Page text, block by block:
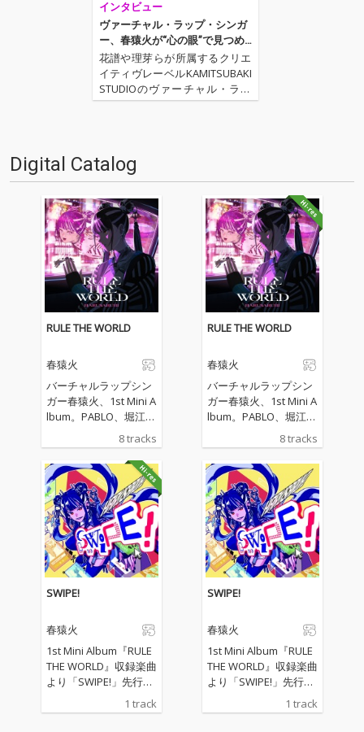
インタビュー
ヴァーチャル・ラップ・シンガ
ー、春猿火が“心の眼”で見つめ
る、もうひとつの世界
花譜や理芽らが所属するクリエ
イティヴレーベルKAMITSUBAKI
STUDIOのヴァーチャル・ラッ
プ・シンガー、春猿火。デビュ
るたかやんに加え、Misumi、大
沼パセリ、…
Digital Catalog
RULE THE WORLD
春猿火
バーチャルラップシン
ガー春猿火、1st Mini A
lbum。PABLO、堀江晶
太、弥之助(AFRO PARK
ER)、AMAMOGU、松
田純一、MILKEY、Ava
1anche、biz、マサ、S
Yn-Q、ASOBOiSM、Yu
zuru Kusugo、ALI-KIC
K、豪華プロデュース
陣を迎えた全8曲を収
録。今作アルバム「RU
LE THE WORLD」のト
ータルテーマは「仮想
世界」。現実の世界を
の自由な春猿火を表現
したコンセプトアルバ
ムとなっている。リー
ド曲「Deep Invite」は
ス。当アルバムのコン
8 tracks
RULE THE WORLD
春猿火
バーチャルラップシン
ガー春猿火、1st Mini A
lbum。PABLO、堀江晶
太、弥之助(AFRO PARK
ER)、AMAMOGU、松
田純一、MILKEY、Ava
1anche、biz、マサ、S
Yn-Q、ASOBOiSM、Yu
zuru Kusugo、ALI-KIC
K、豪華プロデュース
陣を迎えた全8曲を収
録。今作アルバム「RU
LE THE WORLD」のト
ータルテーマは「仮想
世界」。現実の世界を
の自由な春猿火を表現
したコンセプトアルバ
ムとなっている。リー
ド曲「Deep Invite」は
ス。当アルバムのコン
8 tracks
SWIPE!
春猿火
1st Mini Album『RULE
THE WORLD』収録楽曲
より「SWIPE!」先行リ
1 track
SWIPE!
春猿火
1st Mini Album『RULE
THE WORLD』収録楽曲
より「SWIPE!」先行リ
1 track